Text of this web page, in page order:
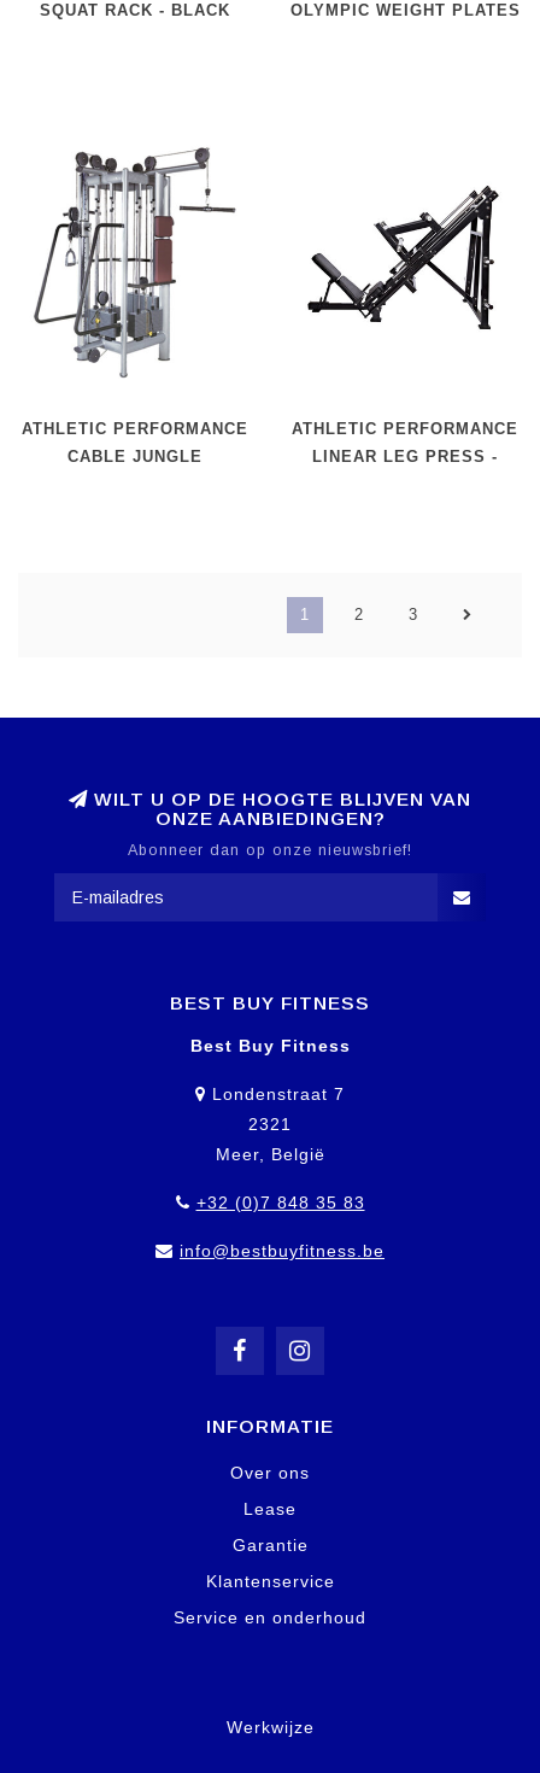
SQUAT RACK - BLACK
OLYMPIC WEIGHT PLATES
ATHLETIC PERFORMANCE
CABLE JUNGLE
ATHLETIC PERFORMANCE
LINEAR LEG PRESS -
1 2 3
WILT U OP DE HOOGTE BLIJVEN VAN
ONZE AANBIEDINGEN?
Abonneer dan op onze nieuwsbrief!
BEST BUY FITNESS
Best Buy Fitness
Londenstraat 7
2321
Meer, België
+32 (0)7 848 35 83
info@bestbuyfitness.be
INFORMATIE
Over ons
Lease
Garantie
Klantenservice
Service en onderhoud
Werkwijze